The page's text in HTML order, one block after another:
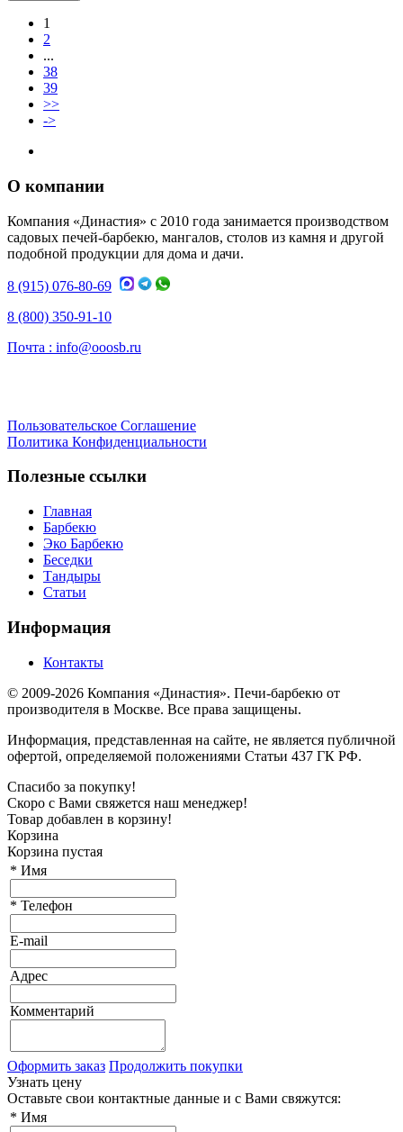
1
2
...
38
39
>>
->
О компании
Компания «Династия» с 2010 года занимается производством
садовых печей-барбекю, мангалов, столов из камня и другой
подобной продукции для дома и дачи.
8 (915) 076-80-69
8 (800) 350-91-10
Почта : info@ooosb.ru
Пользовательское Соглашение
Политика Конфиденциальности
Полезные ссылки
Главная
Барбекю
Эко Барбекю
Беседки
Тандыры
Статьи
Информация
Контакты
© 2009-2026 Компания «Династия». Печи-барбекю от
производителя в Москве. Все права защищены.
Информация, представленная на сайте, не является публичной
офертой, определяемой положениями Статьи 437 ГК РФ.
Спасибо за покупку!
Скоро с Вами свяжется наш менеджер!
Товар добавлен в корзину!
Корзина
Корзина пустая
* Имя
* Телефон
E-mail
Адрес
Комментарий
Оформить заказ Продолжить покупки
Узнать цену
Оставьте свои контактные данные и с Вами свяжутся:
* Имя